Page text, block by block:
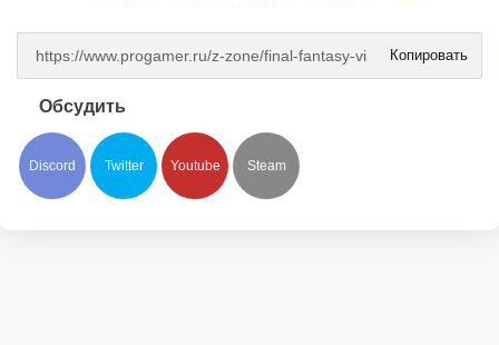
Копировать
Обсудить
Discord Twitter Youtube Steam